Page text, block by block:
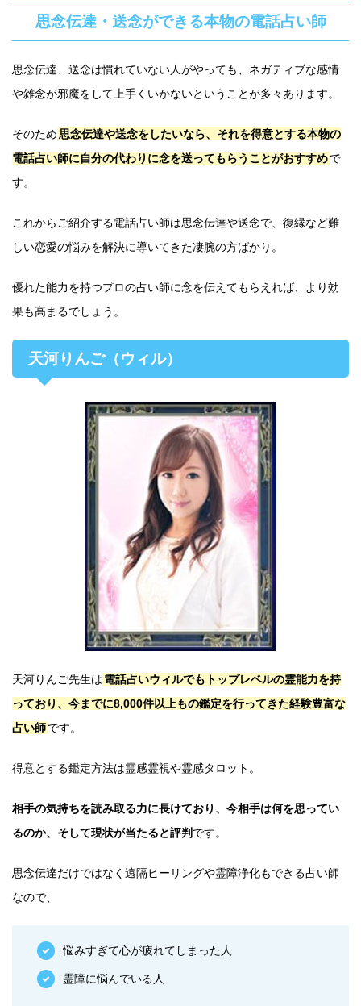
思念伝達・送念ができる本物の電話占い師
思念伝達、送念は慣れていない人がやっても、ネガティブな感情
や雑念が邪魔をして上手くいかないということが多々あります。
そのため思念伝達や送念をしたいなら、それを得意とする本物の
電話占い師に自分の代わりに念を送ってもらうことがおすすめで
す。
これからご紹介する電話占い師は思念伝達や送念で、復縁など難
しい恋愛の悩みを解決に導いてきた凄腕の方ばかり。
優れた能力を持つプロの占い師に念を伝えてもらえれば、より効
果も高まるでしょう。
天河りんご（ウィル）
天河りんご先生は 電話占いウィルでもトップレベルの霊能力を持
っており、今までに8,000件以上もの鑑定を行ってきた経験豊富な
占い師です。
得意とする鑑定方法は霊感霊視や霊感タロット。
相手の気持ちを読み取る力に長けており、今相手は何を思ってい
るのか、そして現状が当たると評判です。
思念伝達だけではなく遠隔ヒーリングや霊障浄化もできる占い師
なので、
悩みすぎて心が疲れてしまった人
霊障に悩んでいる人